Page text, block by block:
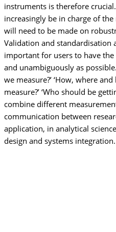
instruments is therefore
increasingly be in charge of
will need to be made on
Validation and standardisation
important for users to have
and unambiguously as
we measure?’ ‘How, where
measure?’ ‘Who should be
combine different
communication between
application, in analytical
design and systems integration.